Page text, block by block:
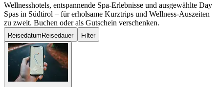
Wellnesshotels, entspannende Spa-Erlebnisse und ausgewählte Day
Spas in Südtirol – für erholsame Kurztrips und Wellness-Auszeiten
zu zweit. Buchen oder als Gutschein verschenken.
Reisedatum Reisedauer Filter